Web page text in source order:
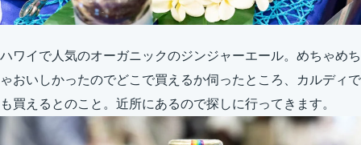
ハワイで人気のオーガニックのジンジャーエール。めちゃめち
ゃおいしかったのでどこで買えるか伺ったところ、カルディで
も買えるとのこと。近所にあるので探しに行ってきます。